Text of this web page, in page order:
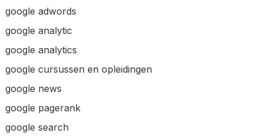
google adwords
google analytic
google analytics
google cursussen en opleidingen
google news
google pagerank
google search